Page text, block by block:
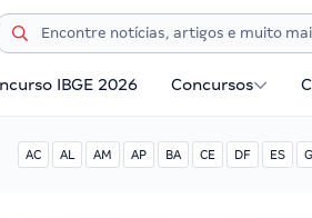
IBGE 2026 Concursos
AC AL AM AP BA CE DF ES